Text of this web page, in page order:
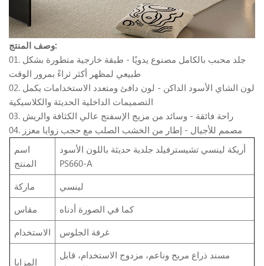
وصف المنتج:
01. جلد محبب بالكامل مصنوع يدويًا - طبقة خارجية متطورة بشكل
طبيعي لمظهر أكثر ثراءً بمرور الوقت
02. لون الشاي الأسود الداكن - لون دافئ ومتعدد الاستخدامات يكمل
التصميمات الداخلية الحديثة والكلاسيكية
03. راحة فائقة - وسائد من مزيج الإسفنج عالي الكثافة والريش
04. مصمم للأجيال - إطار من الخشب الصلب مع حجب زوايا معزز
اسم
المنتج
أريكة لينسي تشيسترفيلد جلدية حديثة باللون الأسود
PS660-A
ماركة
لينسي
مقاس
كما في الصورة أدناه
الاستخدام
غرفة الجلوس
المزايا
مسند ذراع مريح وناعم، مزدوج الاستخدام، قابل